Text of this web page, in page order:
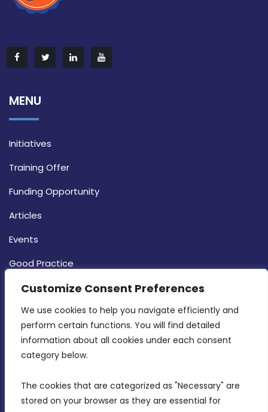
Customize Consent Preferences
We use cookies to help you navigate efficiently and
perform certain functions. You will find detailed
information about all cookies under each consent
category below.
The cookies that are categorized as "Necessary" are
stored on your browser as they are essential for
MENU
Initiatives
Training Offer
Funding Opportunity
Articles
Events
Good Practice
Strategy
CONTACT INFO
MDIA, Twenty20 Business Centre, Triq l-
Birkirkara, CBD 3050
(356) 21 828 800